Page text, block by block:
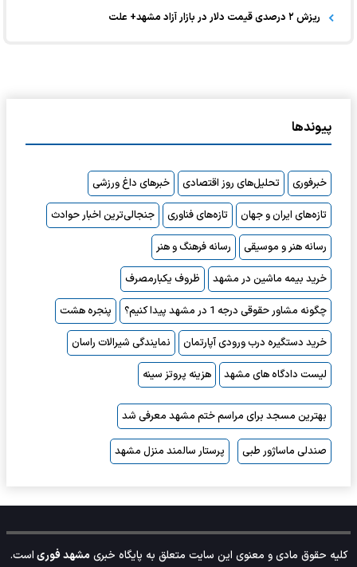
ریزش ۲ درصدی قیمت دلار در بازار آزاد مشهد+ علت
پیوندها
خبرفوری تحلیل‌های روز اقتصادی
خبرهای داغ ورزشی
تازه‌های ایران و جهان
تازه‌های فناوری
جنجالی‌ترین اخبار حوادث
رسانه هنر و موسیقی
رسانه فرهنگ و هنر
خرید بیمه ماشین در مشهد
ظروف یکبارمصرف
چگونه مشاور حقوقی درجه 1 در مشهد پیدا کنیم؟
پنجره هشت
خرید دستگیره درب ورودی آپارتمان
نمایندگی شیرالات راسان
لیست دادگاه های مشهد
هزینه پروتز سینه
بهترین مسجد برای مراسم ختم مشهد معرفی شد
صندلی ماساژور طبی پرستار سالمند منزل مشهد
کلیه حقوق مادی و معنوی این سایت متعلق به پایگاه خبریمشهد فوریاست.